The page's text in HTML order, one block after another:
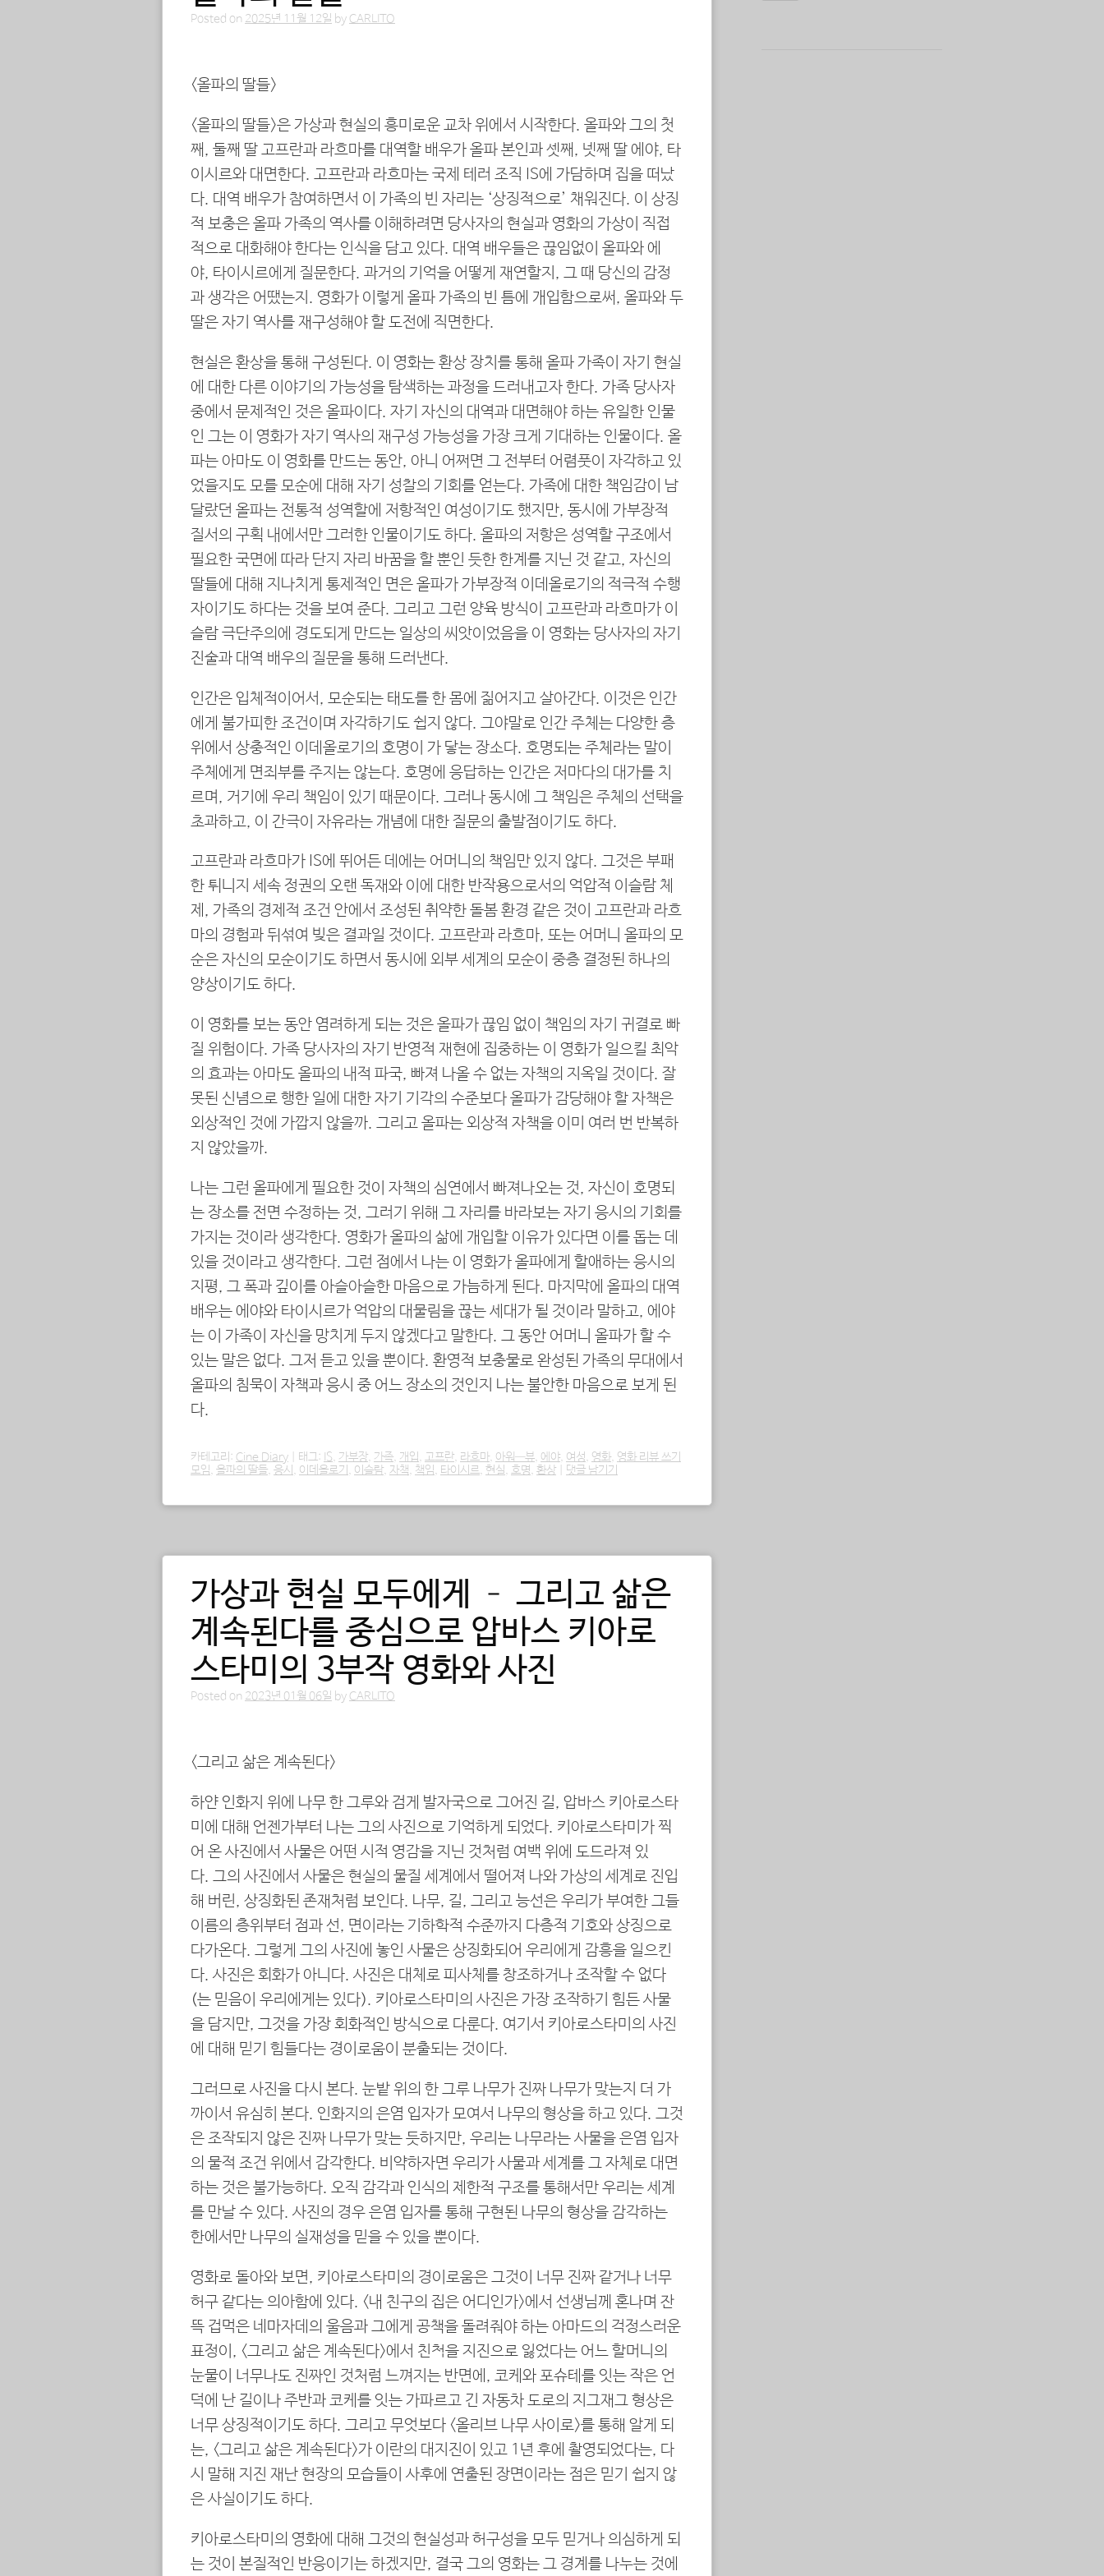
Posted on 2025년 11월 12일 by CARLITO
<올파의 딸들>
<올파의 딸들>은 가상과 현실의 흥미로운 교차 위에서 시작한다. 올파와 그의 첫
째, 둘째 딸 고프란과 라흐마를 대역할 배우가 올파 본인과 셋째, 넷째 딸 에야, 타
이시르와 대면한다. 고프란과 라흐마는 국제 테러 조직 IS에 가담하며 집을 떠났
다. 대역 배우가 참여하면서 이 가족의 빈 자리는 ‘상징적으로’ 채워진다. 이 상징
적 보충은 올파 가족의 역사를 이해하려면 당사자의 현실과 영화의 가상이 직접
적으로 대화해야 한다는 인식을 담고 있다. 대역 배우들은 끊임없이 올파와 에
야, 타이시르에게 질문한다. 과거의 기억을 어떻게 재연할지, 그 때 당신의 감정
과 생각은 어땠는지. 영화가 이렇게 올파 가족의 빈 틈에 개입함으로써, 올파와 두
딸은 자기 역사를 재구성해야 할 도전에 직면한다.
현실은 환상을 통해 구성된다. 이 영화는 환상 장치를 통해 올파 가족이 자기 현실
에 대한 다른 이야기의 가능성을 탐색하는 과정을 드러내고자 한다. 가족 당사자
중에서 문제적인 것은 올파이다. 자기 자신의 대역과 대면해야 하는 유일한 인물
인 그는 이 영화가 자기 역사의 재구성 가능성을 가장 크게 기대하는 인물이다. 올
파는 아마도 이 영화를 만드는 동안, 아니 어쩌면 그 전부터 어렴풋이 자각하고 있
었을지도 모를 모순에 대해 자기 성찰의 기회를 얻는다. 가족에 대한 책임감이 남
달랐던 올파는 전통적 성역할에 저항적인 여성이기도 했지만, 동시에 가부장적
질서의 구획 내에서만 그러한 인물이기도 하다. 올파의 저항은 성역할 구조에서
필요한 국면에 따라 단지 자리 바꿈을 할 뿐인 듯한 한계를 지닌 것 같고, 자신의
딸들에 대해 지나치게 통제적인 면은 올파가 가부장적 이데올로기의 적극적 수행
자이기도 하다는 것을 보여 준다. 그리고 그런 양육 방식이 고프란과 라흐마가 이
슬람 극단주의에 경도되게 만드는 일상의 씨앗이었음을 이 영화는 당사자의 자기
진술과 대역 배우의 질문을 통해 드러낸다.
인간은 입체적이어서, 모순되는 태도를 한 몸에 짊어지고 살아간다. 이것은 인간
에게 불가피한 조건이며 자각하기도 쉽지 않다. 그야말로 인간 주체는 다양한 층
위에서 상충적인 이데올로기의 호명이 가 닿는 장소다. 호명되는 주체라는 말이
주체에게 면죄부를 주지는 않는다. 호명에 응답하는 인간은 저마다의 대가를 치
르며, 거기에 우리 책임이 있기 때문이다. 그러나 동시에 그 책임은 주체의 선택을
초과하고, 이 간극이 자유라는 개념에 대한 질문의 출발점이기도 하다.
고프란과 라흐마가 IS에 뛰어든 데에는 어머니의 책임만 있지 않다. 그것은 부패
한 튀니지 세속 정권의 오랜 독재와 이에 대한 반작용으로서의 억압적 이슬람 체
제, 가족의 경제적 조건 안에서 조성된 취약한 돌봄 환경 같은 것이 고프란과 라흐
마의 경험과 뒤섞여 빚은 결과일 것이다. 고프란과 라흐마, 또는 어머니 올파의 모
순은 자신의 모순이기도 하면서 동시에 외부 세계의 모순이 중층 결정된 하나의
양상이기도 하다.
이 영화를 보는 동안 염려하게 되는 것은 올파가 끊임 없이 책임의 자기 귀결로 빠
질 위험이다. 가족 당사자의 자기 반영적 재현에 집중하는 이 영화가 일으킬 최악
의 효과는 아마도 올파의 내적 파국, 빠져 나올 수 없는 자책의 지옥일 것이다. 잘
못된 신념으로 행한 일에 대한 자기 기각의 수준보다 올파가 감당해야 할 자책은
외상적인 것에 가깝지 않을까. 그리고 올파는 외상적 자책을 이미 여러 번 반복하
지 않았을까.
나는 그런 올파에게 필요한 것이 자책의 심연에서 빠져나오는 것, 자신이 호명되
는 장소를 전면 수정하는 것, 그러기 위해 그 자리를 바라보는 자기 응시의 기회를
가지는 것이라 생각한다. 영화가 올파의 삶에 개입할 이유가 있다면 이를 돕는 데
있을 것이라고 생각한다. 그런 점에서 나는 이 영화가 올파에게 할애하는 응시의
지평, 그 폭과 깊이를 아슬아슬한 마음으로 가늠하게 된다. 마지막에 올파의 대역
배우는 에야와 타이시르가 억압의 대물림을 끊는 세대가 될 것이라 말하고, 에야
는 이 가족이 자신을 망치게 두지 않겠다고 말한다. 그 동안 어머니 올파가 할 수
있는 말은 없다. 그저 듣고 있을 뿐이다. 환영적 보충물로 완성된 가족의 무대에서
올파의 침묵이 자책과 응시 중 어느 장소의 것인지 나는 불안한 마음으로 보게 된
다.
카테고리: Cine Diary 태그: IS, 가부장, 가족, 개입, 고프란, 라흐마, 아워—뷰, 에야, 여성, 영화, 영화 리뷰 쓰기
모임, 올파의 딸들, 응시 , 이데올로기 , 이슬람, 자책, 책임, 타이시르, 현실, 호명, 환상 댓글 남기기
가상과 현실 모두에게 – 그리고 삶은
계속된다를 중심으로 압바스 키아로
스타미의 3부작 영화와 사진
Posted on 2023년 01월 06일 by CARLITO
<그리고 삶은 계속된다>
하얀 인화지 위에 나무 한 그루와 검게 발자국으로 그어진 길, 압바스 키아로스타
미에 대해 언젠가부터 나는 그의 사진으로 기억하게 되었다. 키아로스타미가 찍
어 온 사진에서 사물은 어떤 시적 영감을 지닌 것처럼 여백 위에 도드라져 있
다. 그의 사진에서 사물은 현실의 물질 세계에서 떨어져 나와 가상의 세계로 진입
해 버린, 상징화된 존재처럼 보인다. 나무, 길, 그리고 능선은 우리가 부여한 그들
이름의 층위부터 점과 선, 면이라는 기하학적 수준까지 다층적 기호와 상징으로
다가온다. 그렇게 그의 사진에 놓인 사물은 상징화되어 우리에게 감흥을 일으킨
다. 사진은 회화가 아니다. 사진은 대체로 피사체를 창조하거나 조작할 수 없다
(는 믿음이 우리에게는 있다). 키아로스타미의 사진은 가장 조작하기 힘든 사물
을 담지만, 그것을 가장 회화적인 방식으로 다룬다. 여기서 키아로스타미의 사진
에 대해 믿기 힘들다는 경이로움이 분출되는 것이다.
그러므로 사진을 다시 본다. 눈밭 위의 한 그루 나무가 진짜 나무가 맞는지 더 가
까이서 유심히 본다. 인화지의 은염 입자가 모여서 나무의 형상을 하고 있다. 그것
은 조작되지 않은 진짜 나무가 맞는 듯하지만, 우리는 나무라는 사물을 은염 입자
의 물적 조건 위에서 감각한다. 비약하자면 우리가 사물과 세계를 그 자체로 대면
하는 것은 불가능하다. 오직 감각과 인식의 제한적 구조를 통해서만 우리는 세계
를 만날 수 있다. 사진의 경우 은염 입자를 통해 구현된 나무의 형상을 감각하는
한에서만 나무의 실재성을 믿을 수 있을 뿐이다.
영화로 돌아와 보면, 키아로스타미의 경이로움은 그것이 너무 진짜 같거나 너무
허구 같다는 의아함에 있다. <내 친구의 집은 어디인가>에서 선생님께 혼나며 잔
뜩 겁먹은 네마자데의 울음과 그에게 공책을 돌려줘야 하는 아마드의 걱정스러운
표정이, <그리고 삶은 계속된다>에서 친척을 지진으로 잃었다는 어느 할머니의
눈물이 너무나도 진짜인 것처럼 느껴지는 반면에, 코케와 포슈테를 잇는 작은 언
덕에 난 길이나 주반과 코케를 잇는 가파르고 긴 자동차 도로의 지그재그 형상은
너무 상징적이기도 하다. 그리고 무엇보다 <올리브 나무 사이로>를 통해 알게 되
는, <그리고 삶은 계속된다>가 이란의 대지진이 있고 1년 후에 촬영되었다는, 다
시 말해 지진 재난 현장의 모습들이 사후에 연출된 장면이라는 점은 믿기 쉽지 않
은 사실이기도 하다.
키아로스타미의 영화에 대해 그것의 현실성과 허구성을 모두 믿거나 의심하게 되
는 것이 본질적인 반응이기는 하겠지만, 결국 그의 영화는 그 경계를 나누는 것에